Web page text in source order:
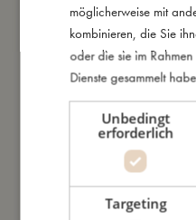
Daraus bin ich gemacht
So kannst Du mich pflegen
möglicherweise mit
kombinieren, die Sie
oder die sie im
Dienste gesammelt
Unbedingt
erforderlich
Targeting